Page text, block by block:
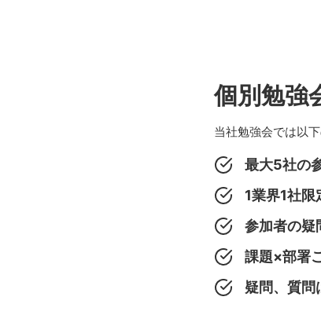
個別勉強
当社勉強会では以
最大5社の
1業界1社
参加者の疑
課題×部署
疑問、質問